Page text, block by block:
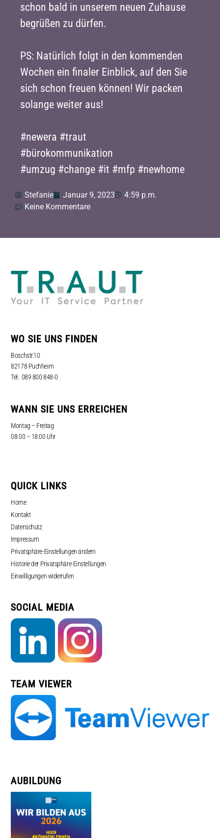
schon bald in unserem neuen Zuhause
begrüßen zu dürfen.
PS: Natürlich folgt in den kommenden
Wochen ein finaler Einblick, auf den Sie
sich schon freuen können! Wir packen
solange weiter aus!
#newera #traut
#bürokommunikation
#umzug #change #it #mfp #newhome
Stefanie Januar 9, 2023
4:59 p.m.
Keine Kommentare
WO SIE UNS FINDEN
Boschstr.10
82178 Puchheim
Tel: 089 800 848-0
WANN SIE UNS ERREICHEN
Montag – Freitag
08:00 – 18:00 Uhr
QUICK LINKS
Home
Kontakt
Datenschutz
Impressum
Privatsphäre-Einstellungen ändern
Historie der Privatsphäre-Einstellungen
Einwilligungen widerrufen
SOCIAL MEDIA
TEAM VIEWER
AUBILDUNG